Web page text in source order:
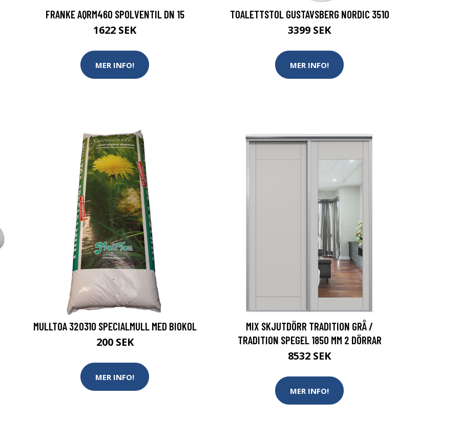
FRANKE AQRM460 SPOLVENTIL DN 15
1622 SEK
MER INFO!
TOALETTSTOL GUSTAVSBERG NORDIC 3510
3399 SEK
MER INFO!
MULLTOA 320310 SPECIALMULL MED BIOKOL
200 SEK
MER INFO!
MIX SKJUTDÖRR TRADITION GRÅ /
TRADITION SPEGEL 1850 MM 2 DÖRRAR
8532 SEK
MER INFO!